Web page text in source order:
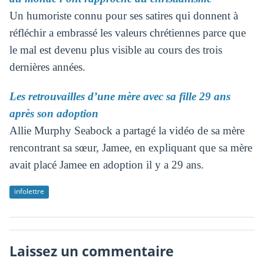
Un humoriste connu pour ses satires qui donnent à
réfléchir a embrassé les valeurs chrétiennes parce que
le mal est devenu plus visible au cours des trois
dernières années.
Les retrouvailles d’une mère avec sa fille 29 ans
après son adoption
Allie Murphy Seabock a partagé la vidéo de sa mère
rencontrant sa sœur, Jamee, en expliquant que sa mère
avait placé Jamee en adoption il y a 29 ans.
infolettre
Laissez un commentaire